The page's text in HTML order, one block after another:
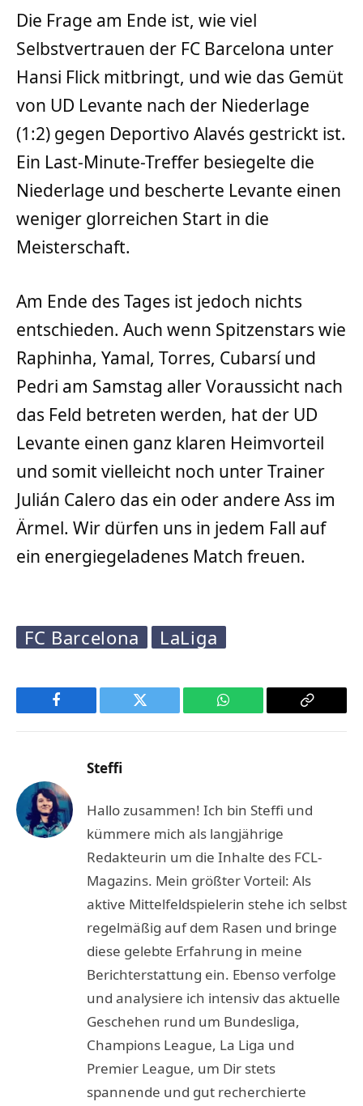
Die Frage am Ende ist, wie viel
Selbstvertrauen der FC Barcelona unter
Hansi Flick mitbringt, und wie das Gemüt
von UD Levante nach der Niederlage
(1:2) gegen Deportivo Alavés gestrickt ist.
Ein Last-Minute-Treffer besiegelte die
Niederlage und bescherte Levante einen
weniger glorreichen Start in die
Meisterschaft.
Am Ende des Tages ist jedoch nichts
entschieden. Auch wenn Spitzenstars wie
Raphinha, Yamal, Torres, Cubarsí und
Pedri am Samstag aller Voraussicht nach
das Feld betreten werden, hat der UD
Levante einen ganz klaren Heimvorteil
und somit vielleicht noch unter Trainer
Julián Calero das ein oder andere Ass im
Ärmel. Wir dürfen uns in jedem Fall auf
ein energiegeladenes Match freuen.
FC Barcelona LaLiga
Facebook Twitter WhatsApp
Copy
Steffi
Hallo zusammen! Ich bin Steffi und
kümmere mich als langjährige
Redakteurin um die Inhalte des FCL-
Magazins. Mein größter Vorteil: Als
aktive Mittelfeldspielerin stehe ich selbst
regelmäßig auf dem Rasen und bringe
diese gelebte Erfahrung in meine
Berichterstattung ein. Ebenso verfolge
und analysiere ich intensiv das aktuelle
Geschehen rund um Bundesliga,
Champions League, La Liga und
Premier League, um Dir stets
spannende und gut recherchierte